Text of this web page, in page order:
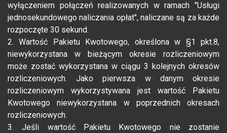
wyłączeniem połączeń realizowanych w ramach "Usługi
jednosekundowego naliczania opłat", naliczane są za każde
rozpoczęte 30 sekund.
2. Wartość Pakietu Kwotowego, określona w §1 pkt.8,
niewykorzystana w bieżącym okresie rozliczeniowym
może zostać wykorzystana w ciągu 3 kolejnych okresów
rozliczeniowych. Jako pierwsza w danym okresie
rozliczeniowym wykorzystywana jest wartość Pakietu
Kwotowego niewykorzystana w poprzednich okresach
rozliczeniowych.
3. Jeśli wartość Pakietu Kwotowego nie zostanie